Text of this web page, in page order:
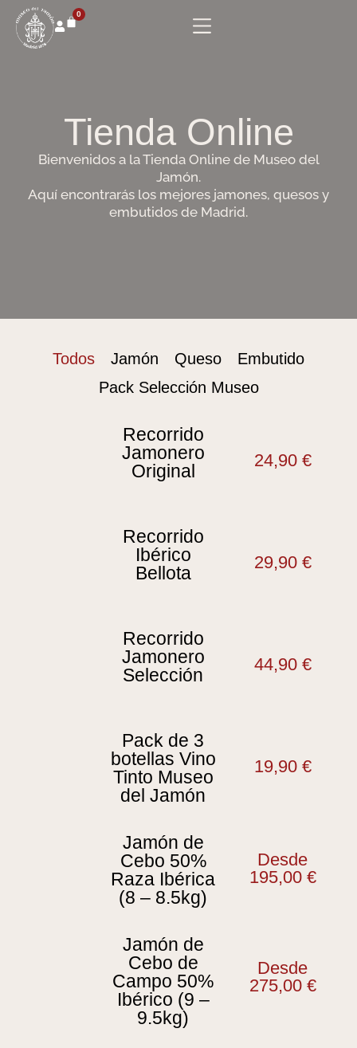
0
Tienda Online
Bienvenidos a la Tienda Online de Museo del
Jamón.
Aquí encontrarás los mejores jamones, quesos y
embutidos de Madrid.
Todos Jamón Queso
Embutido
Pack Selección Museo
Recorrido
Jamonero
Original
24,90 €
Recorrido
Ibérico
Bellota
29,90 €
Recorrido
Jamonero
Selección
44,90 €
Pack de 3
botellas Vino
Tinto Museo
del Jamón
19,90 €
Jamón de
Cebo 50%
Raza Ibérica
(8 – 8.5kg)
Desde
195,00 €
Jamón de
Cebo de
Campo 50%
Ibérico (9 –
9.5kg)
Desde
275,00 €